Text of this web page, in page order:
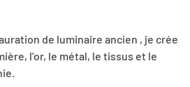
de luminaire ancien , je crée
l’or, le métal, le tissus et le